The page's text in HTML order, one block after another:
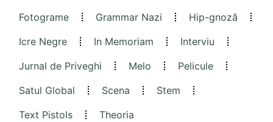
Fotograme
Grammar Nazi
Hip-gnoză
Icre Negre
In Memoriam
Interviu
Jurnal de Priveghi
Melo
Pelicule
Satul Global
Scena
Stem
Text Pistols
Theoria